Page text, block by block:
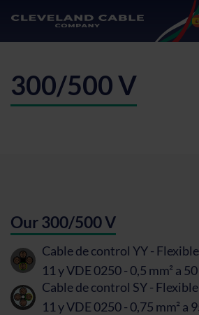
300/500 V
Our 300/500 V
Cable de control YY -
11 y VDE 0250 - 0,5 mm² a 50
Cable de control SY -
11 y VDE 0250 - 0,75 mm² a